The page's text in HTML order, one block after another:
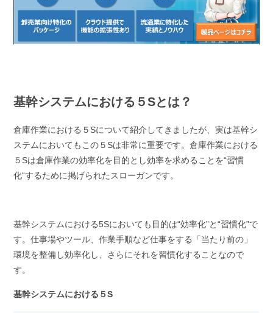
基幹システムにおける５Sとは？
倉庫作業における５Sについて紹介してきましたが、実は基幹シ
ステムにおいてもこの５Sは非常に重要です。倉庫作業における
５Sは倉庫作業の効率化を目的とし効率を求めることを“習慣
化“するために掲げられたスローガンです。
基幹システムにおける5Sにおいても目的は“効率化”と“習慣化”で
す。仕事場やツール、作業手順など仕事をする「当たり前の」
環境を整備し効率化し、さらにそれを習慣化することなので
す。
基幹システムにおける５S